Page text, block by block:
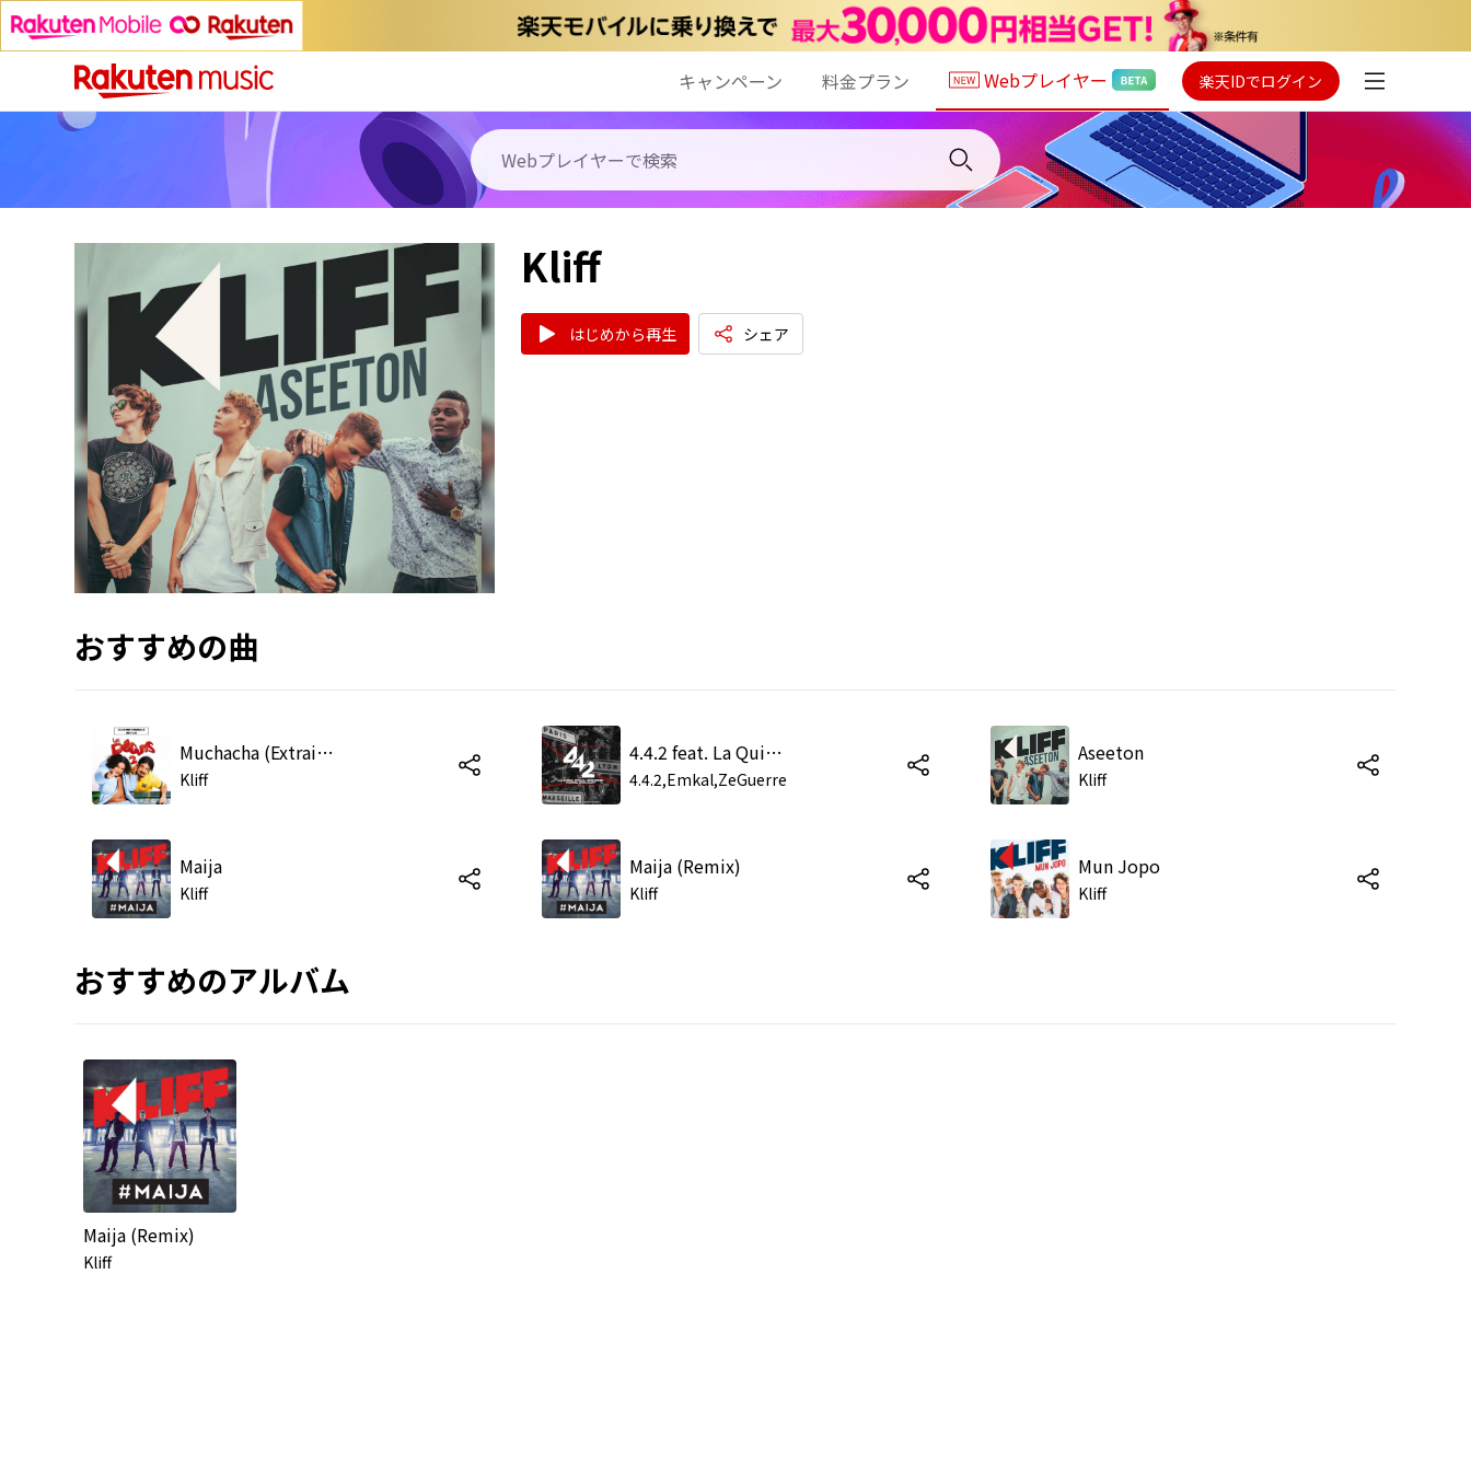
キャンペーン 料金プラン Webプレイヤー 楽天IDでログイン
Kliff
はじめから再生 シェア
おすすめの曲
Muchacha (Extrait de la Bande Originale du film « Les Déguns 2 »)
Kliff
4.4.2 feat. La Quica,HMZ,Kliff,Kenem
4.4.2,Emkal,ZeGuerre
Aseeton
Kliff
Maija
Kliff
Maija (Remix)
Kliff
Mun Jopo
Kliff
おすすめのアルバム
Maija (Remix)
Kliff